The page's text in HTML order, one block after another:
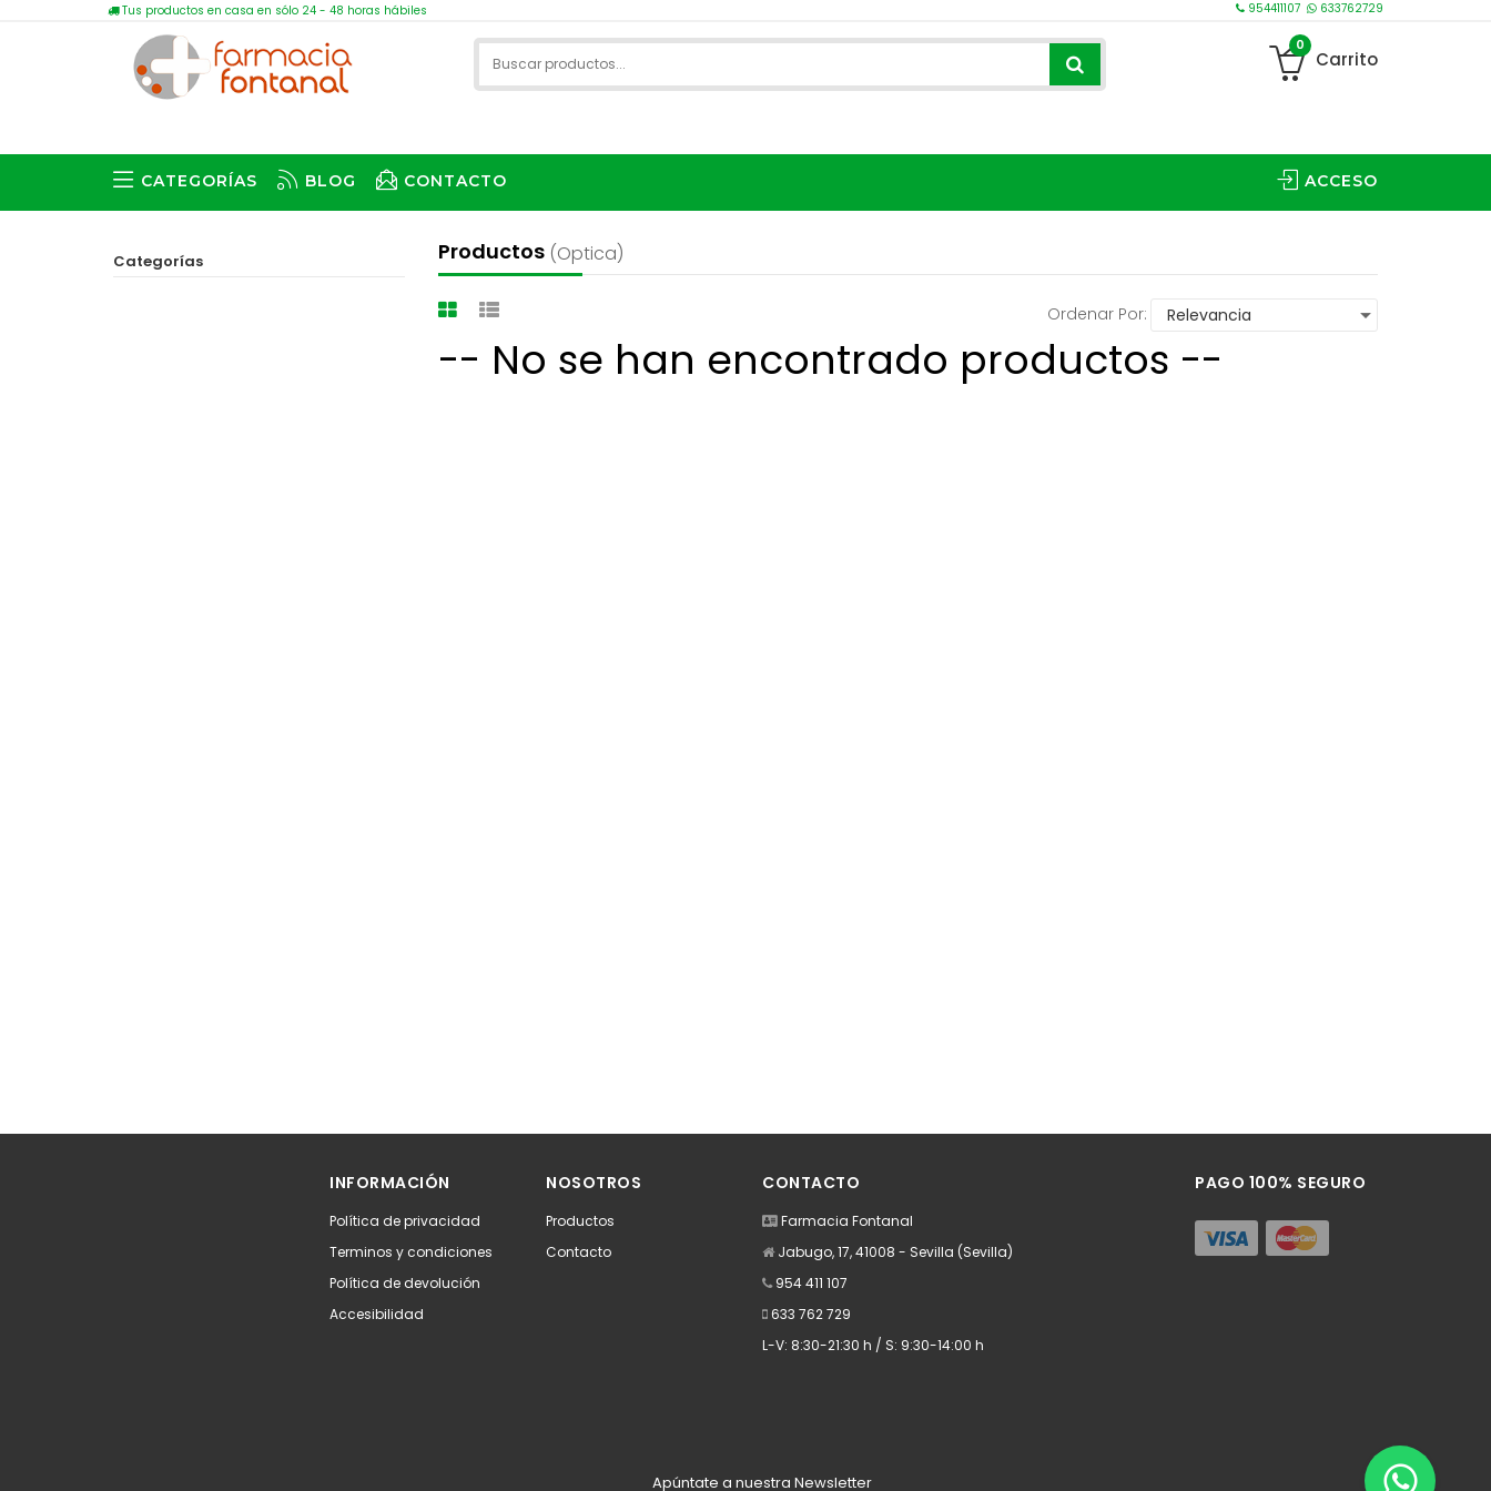
Tus productos en casa en sólo 24 - 48 horas hábiles 954411107 633762729
0
Carrito
CATEGORÍAS BLOG CONTACTO ACCESO
Productos (optica)
Ordenar Por:
-- No se han encontrado productos --
Categorías
INFORMACIÓN
Política de privacidad
Terminos y condiciones
Política de devolución
Accesibilidad
NOSOTROS
Productos
Contacto
CONTACTO
Farmacia Fontanal
Jabugo, 17, 41008 - Sevilla (Sevilla)
954 411 107
633 762 729
L-V: 8:30-21:30 h / S: 9:30-14:00 h
PAGO 100% SEGURO
Apúntate a nuestra Newsletter